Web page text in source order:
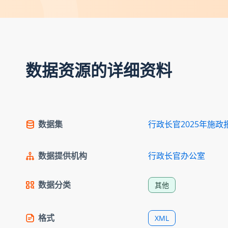
数据资源的详细资料
数据集 行政长官2025年施政
数据提供机构 行政长官办公室
数据分类 其他
格式 XML